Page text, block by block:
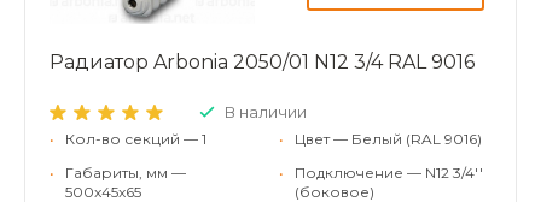
Радиатор Arbonia 2050/01 N12 3/4 RAL 9016
В наличии
•
Кол-во секций — 1
•
Габариты, мм —
500x45x65
•
Цвет — Белый (RAL 9016)
•
Подключение — N12 3/4''
(боковое)